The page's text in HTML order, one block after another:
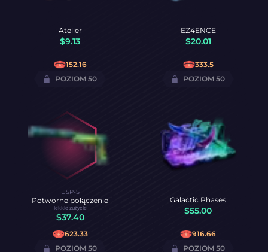
Atelier
$9.13
152.16
POZIOM 50
EZ4ENCE
$20.01
333.5
POZIOM 50
USP-S
Potworne połączenie
lekkie zużycie
$37.40
623.33
POZIOM 50
Galactic Phases
$55.00
916.66
POZIOM 50